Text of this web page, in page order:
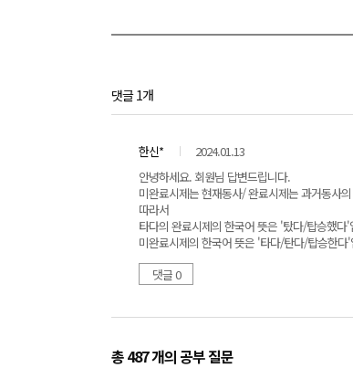
댓글 1개
한신*
2024.01.13
안녕하세요. 회원님 답변드립니다.
미완료시제는 현재동사/ 완료시제는 과거동사
따라서
타다의 완료시제의 한국어 뜻은 '탔다/탑승했다'
미완료시제의 한국어 뜻은 '타다/탄다/탑승한다
댓글 0
총 487 개의 공부 질문